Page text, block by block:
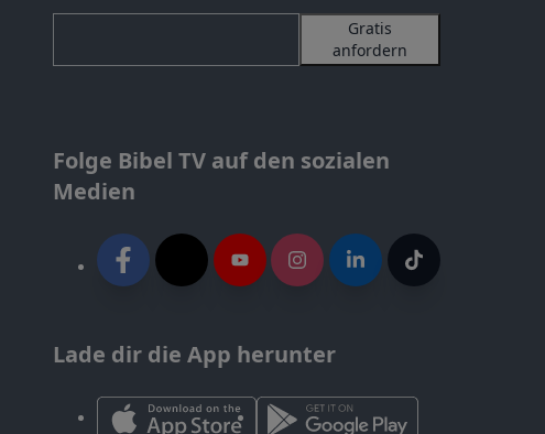
Gratis
anfordern
Folge Bibel TV auf den sozialen
Medien
Lade dir die App herunter